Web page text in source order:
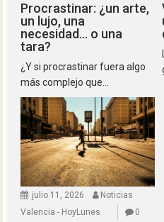
Procrastinar: ¿un arte,
un lujo, una
necesidad… o una
tara?
¿Y si procrastinar fuera algo
más complejo que...
julio 11, 2026
Noticias
Valencia - HoyLunes
0